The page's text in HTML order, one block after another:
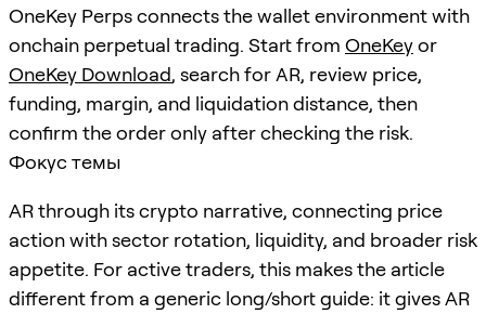
OneKey Perps connects the wallet environment with
onchain perpetual trading. Start from OneKeyor
OneKey Download, search for AR, review price,
funding, margin, and liquidation distance, then
confirm the order only after checking the risk.
Фокус темы
AR through its crypto narrative, connecting price
action with sector rotation, liquidity, and broader risk
appetite. For active traders, this makes the article
different from a generic long/short guide: it gives AR